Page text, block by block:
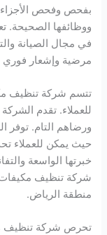
بفحص وفحص الأجزاء
ووظائفها الصحيحة.
في مجال الصيانة
مرضية وإشعار فوري
تتسم شركة تنظيف
للعملاء. تقدم
ورضاهم التام. توفر
حيث يمكن للعملاء
خبرتها الواسعة
شركة تنظيف مكيفات
منطقة الرياض.
تحرص شركة تنظيف